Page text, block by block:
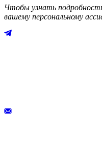
Чтобы узнать
вашему персональному